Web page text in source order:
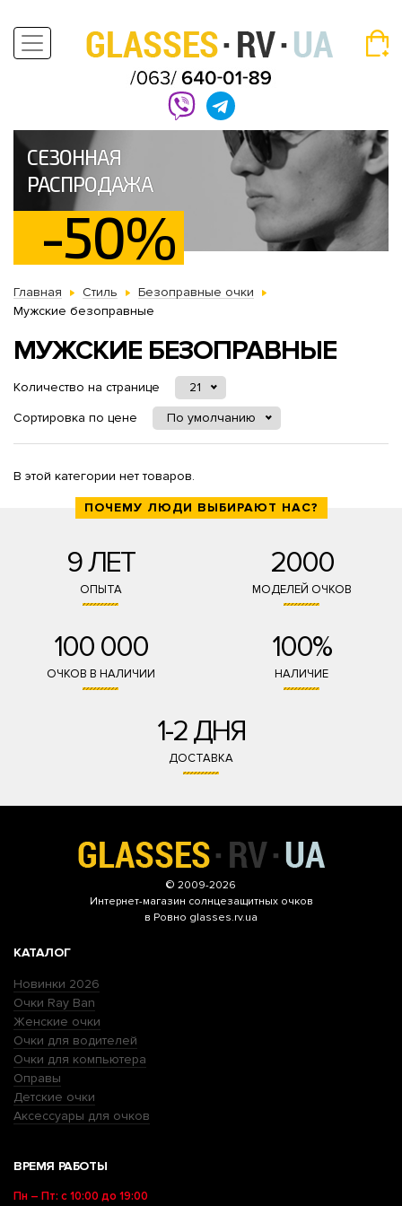
СЕЗОННАЯ
РАСПРОДАЖА
-50%
Главная Стиль
Безоправные очки
Мужские безоправные
МУЖСКИЕ БЕЗОПРАВНЫЕ
Количество на странице
21
Сортировка по цене
По умолчанию
В этой категории нет товаров.
ПОЧЕМУ ЛЮДИ ВЫБИРАЮТ НАС?
9 ЛЕТ
ОПЫТА
2000
МОДЕЛЕЙ ОЧКОВ
100 000
ОЧКОВ В НАЛИЧИИ
100%
НАЛИЧИЕ
1-2 ДНЯ
ДОСТАВКА
© 2009-2026
Интернет-магазин солнцезащитных очков
в Ровно glasses.rv.ua
КАТАЛОГ
Новинки 2026
Очки Ray Ban
Женские очки
Очки для водителей
Очки для компьютера
Оправы
Детские очки
Аксессуары для очков
ВРЕМЯ РАБОТЫ
Пн – Пт: с 10:00 до 19:00